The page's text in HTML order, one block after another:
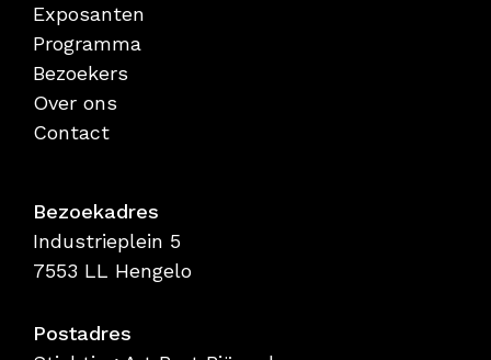
Exposanten
Programma
Bezoekers
Over ons
Contact
Bezoekadres
Industrieplein 5
7553 LL Hengelo
Postadres